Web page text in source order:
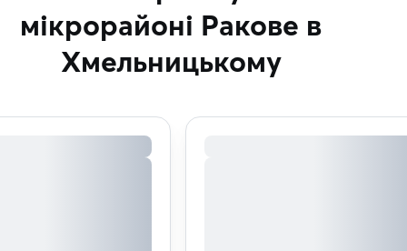
мікрорайоні Ракове в
Хмельницькому